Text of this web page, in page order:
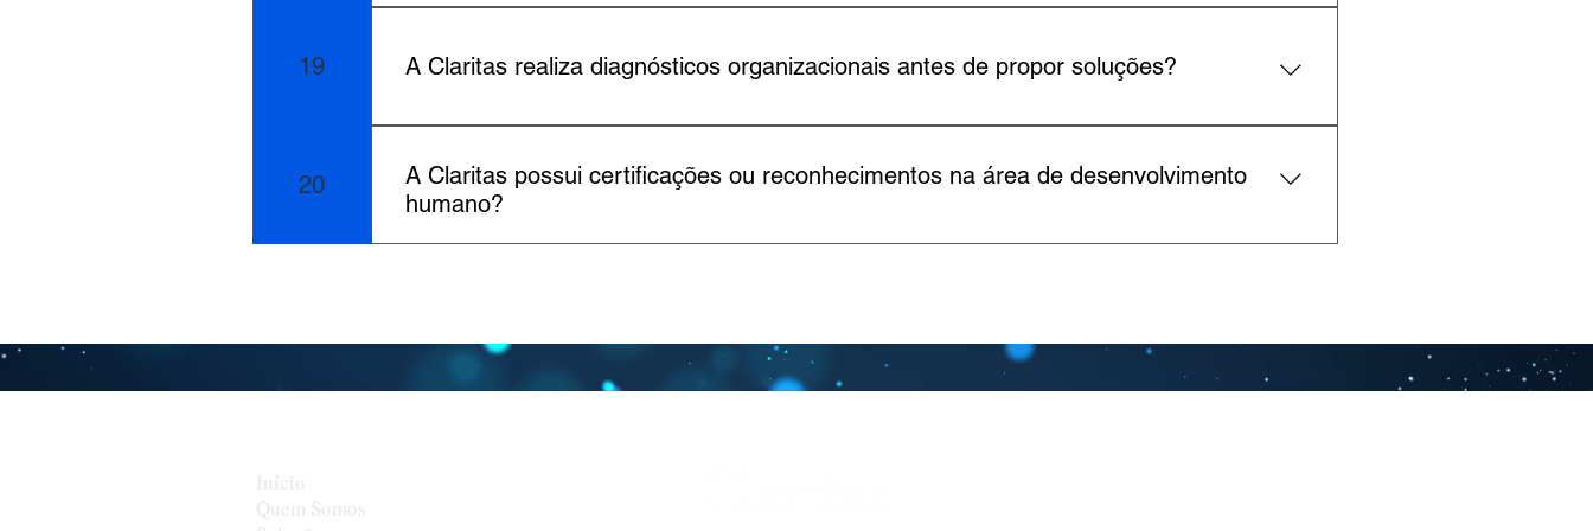
Os artigos e materiais estão disponíveis na seção de blog do site, com acesso gratuito. Clique abaixo para
19 A Claritas realiza diagnósticos organizacionais antes de propor soluções?
Sim, todos os serviços começam com um diagnóstico detalhado das necessidades do cliente.
20
A Claritas possui certificações ou reconhecimentos na área de desenvolvimento
humano?
International Coaching Federation - ICF e encontra-se em em processo de credenciamento pela ICF, nível
PCC - Professional Certified Coach.
Início
Quem Somos